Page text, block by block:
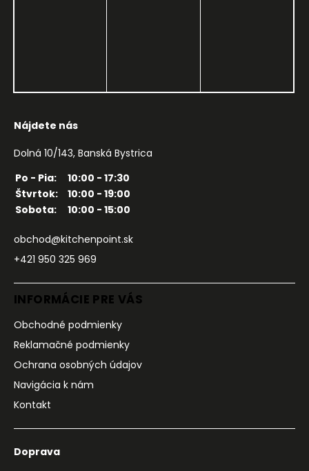
Nájdete nás
Dolná 10/143, Banská Bystrica
Po - Pia:
10:00 - 17:30
Štvrtok:
10:00 - 19:00
Sobota:
10:00 - 15:00
obchod@kitchenpoint.sk
+421 950 325 969
INFORMÁCIE PRE VÁS
Obchodné podmienky
Reklamačné podmienky
Ochrana osobných údajov
Navigácia k nám
Kontakt
Doprava